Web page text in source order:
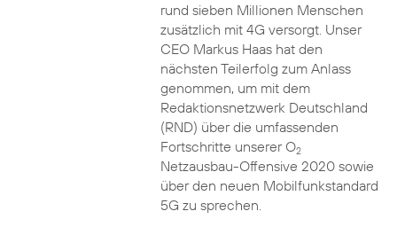
rund sieben Millionen Menschen
zusätzlich mit 4G versorgt. Unser
CEO Markus Haas hat den
nächsten Teilerfolg zum Anlass
genommen, um mit dem
Redaktionsnetzwerk Deutschland
(RND) über die umfassenden
Fortschritte unserer O2
Netzausbau-Offensive 2020 sowie
über den neuen Mobilfunkstandard
5G zu sprechen.